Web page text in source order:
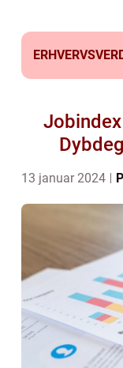
13 januar 2024